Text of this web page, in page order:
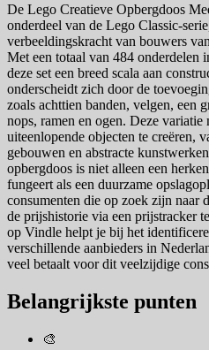
De Lego Creatieve Opbergdoos
onderdeel van de Lego Classic-
verbeeldingskracht van bouwers
Met een totaal van 484 onderdelen
deze set een breed scala aan
onderscheidt zich door de
zoals achttien banden, velgen, een
nops, ramen en ogen. Deze
uiteenlopende objecten te creëren,
gebouwen en abstracte
opbergdoos is niet alleen een
fungeert als een duurzame
consumenten die op zoek zijn naar
de prijshistorie via een prijstracker
op Vindle helpt je bij het
verschillende aanbieders in
veel betaalt voor dit veelzijdige
Belangrijkste punten
🎨